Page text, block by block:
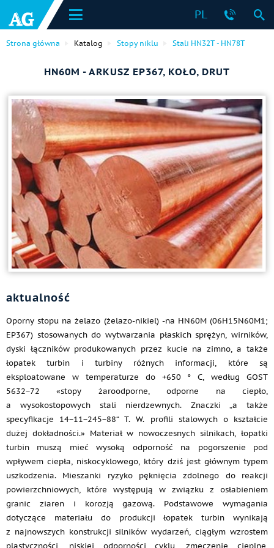
PL
Strona główna Katalog Stopy niklu Stali HN32T - HN78T
HN60M - ARKUSZ EP367, KOŁO, DRUT
aktualność
Oporny stopu na żelazo (żelazo-nikiel) -na HN60M (06H15N60M1;
EP367) stosowanych do wytwarzania płaskich sprężyn, wirników,
dyski łączników produkowanych przez kucie na zimno, a także
łopatek turbin i turbiny różnych informacji, które są
eksploatowane w temperaturze do +650 ° C, według GOST
5632−72 «stopy żaroodporne, odporne na ciepło,
a wysokostopowych stali nierdzewnych. Znaczki „a także
specyfikacje 14−11−245−88“ T. W. profili stalowych o kształcie
dużej dokładności.» Materiał w nowoczesnych silnikach, łopatki
turbin muszą mieć wysoką odporność na pogorszenie pod
wpływem ciepła, niskocyklowego, który dziś jest głównym typem
uszkodzenia. Mieszanki ryzyko pęknięcia zdolnego do reakcji
powierzchniowych, które występują w związku z osłabieniem
granic ziaren i korozją gazową. Podstawowe wymagania
dotyczące materiału do produkcji łopatek turbin wynikają
z najnowszych konstrukcji silników wydarzeń, ciągłym wzrostem
plastyczności, niskiej odporności cyklu, zmęczenie cieplne,